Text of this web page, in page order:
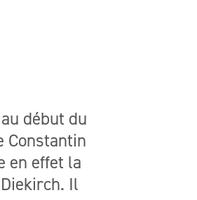
début du
Constantin
en effet la
Il